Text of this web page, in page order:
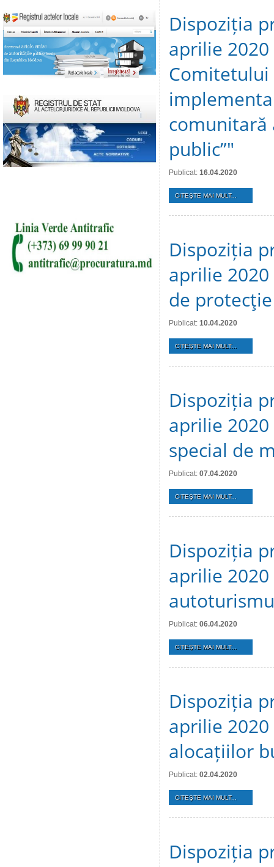
Dispoziția
aprilie
comunitară
public”"
Publicat: 16.04.2020
CITEŞTE MAI MULT...
Dispoziția
aprilie
de
Publicat: 10.04.2020
CITEŞTE MAI MULT...
Dispoziția
aprilie
special de
Publicat: 07.04.2020
CITEŞTE MAI MULT...
Dispoziția
aprilie
Publicat: 06.04.2020
CITEŞTE MAI MULT...
Dispoziția
aprilie
alocațiilor
Publicat: 02.04.2020
CITEŞTE MAI MULT...
Dispoziția